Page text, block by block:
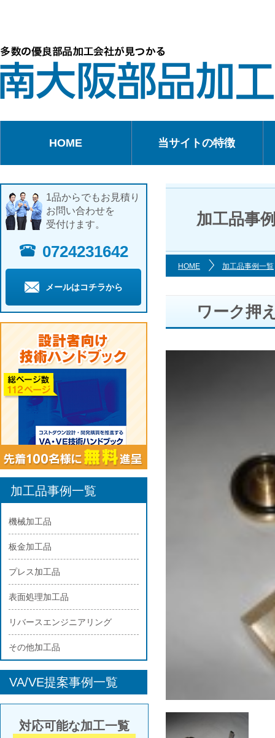
HOME 当サイトの特徴
加工品事
HOME 加工品事例一覧
ワーク押
1品からでもお見積り
お問い合わせを
受付けます。
0724231642
メールはコチラから
加工品事例一覧
機械加工品
板金加工品
プレス加工品
表面処理加工品
リバースエンジニアリング
その他加工品
VA/VE提案事例一覧
対応可能な加工一覧